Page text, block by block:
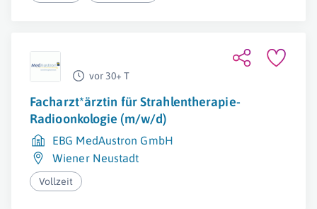
vor 30+ T
Facharzt*ärztin für Strahlentherapie-
Radioonkologie (m/w/d)
EBG MedAustron GmbH
Wiener Neustadt
Vollzeit